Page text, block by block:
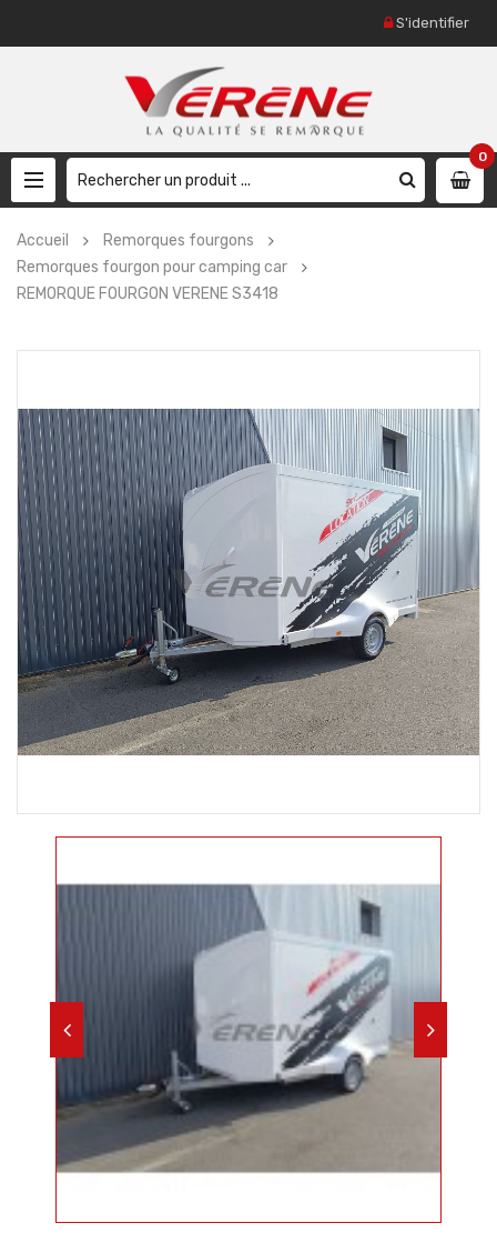
S'identifier
0
Accueil
Remorques fourgons
Remorques fourgon pour camping car
REMORQUE FOURGON VERENE S3418